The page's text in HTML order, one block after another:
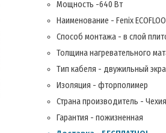
Мощность -640 Вт
Наименование - Fenix
Способ монтажа - в слой
Толщина нагревательного
Тип кабеля - двужильный
Изоляция - фторполимер
Страна производитель - Чехия
Гарантия - пожизненная